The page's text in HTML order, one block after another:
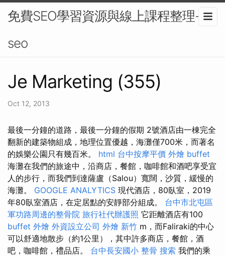
免費SEO學習資源與線上課程整理-
seo
Je Marketing (355)
Oct 12, 2013
最後一分鐘的道路，最後一分鐘的假期 2號酒店由一棟完全
翻新的建築物組成，地理位置優越，海灘僅700米，而著名
的娛樂公園只有幾百米。 html 台中按摩平價 外燴 buffet
海灘在我們的旅途中，沿商店，餐館，咖啡館和酒吧享受宜
人的步行，而我們到達薩盧（Salou）寬闊，沙質，緩慢的
海灘。 GOOGLE ANALYTICS 現代酒店，80臥室，2019
年80臥室酒店，在定居點的安靜部分組成。 台中市北屯區
軍功路周邊的整骨院 旅行社代辦護照 它距離酒店有100
buffet 外燴 外資設立公司 外燴 新竹 m，而Faliraki的中心
可以舒適地散步（約1公里），其中許多商店，餐館，酒
吧，咖啡館，禮品店。 台中長安國小 整骨 搜索 我們的乘